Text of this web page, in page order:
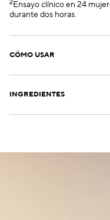
2Ensayo clínico en 24
durante dos horas.
CÓMO USAR
INGREDIENTES